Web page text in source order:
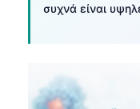
συχνά είναι